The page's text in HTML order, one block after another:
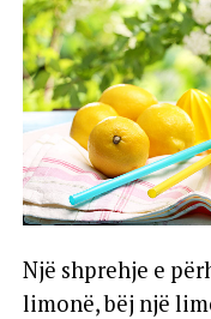
Një shprehje e
limonë, bëj një